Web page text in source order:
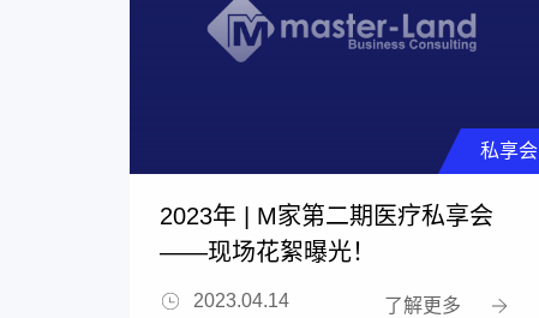
私享会
2023年 | M家第二期医疗私享会
——现场花絮曝光！
2023.04.14 了解更多